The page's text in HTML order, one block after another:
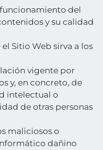
del
y su calidad
Sitio Web sirva a los
vigente por
y, en concreto, de
intelectual o
de otras personas
maliciosos o
dañino